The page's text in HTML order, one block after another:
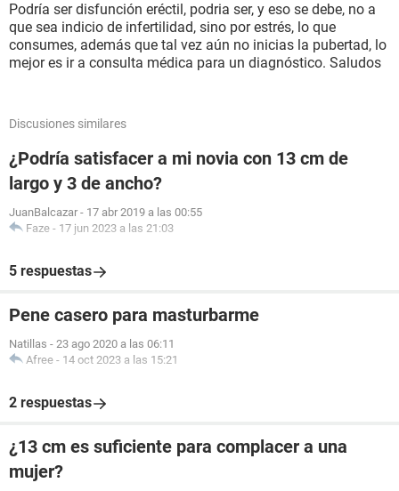
Podría ser disfunción eréctil, podria ser, y eso se debe, no a
que sea indicio de infertilidad, sino por estrés, lo que
consumes, además que tal vez aún no inicias la pubertad, lo
mejor es ir a consulta médica para un diagnóstico. Saludos
Discusiones similares
¿Podría satisfacer a mi novia con 13 cm de
largo y 3 de ancho?
JuanBalcazar - 17 abr 2019 a las 00:55
Faze - 17 jun 2023 a las 21:03
5 respuestas
Pene casero para masturbarme
Natillas - 23 ago 2020 a las 06:11
Afree - 14 oct 2023 a las 15:21
2 respuestas
¿13 cm es suficiente para complacer a una
mujer?